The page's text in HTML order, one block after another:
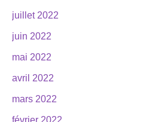
juillet 2022
juin 2022
mai 2022
avril 2022
mars 2022
février 2022